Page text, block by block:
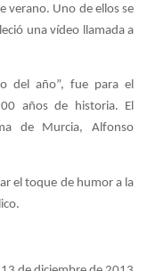
verano. Uno de ellos se
una vídeo llamada a
del año”, fue para el
años de historia. El
de Murcia, Alfonso
el toque de humor a la